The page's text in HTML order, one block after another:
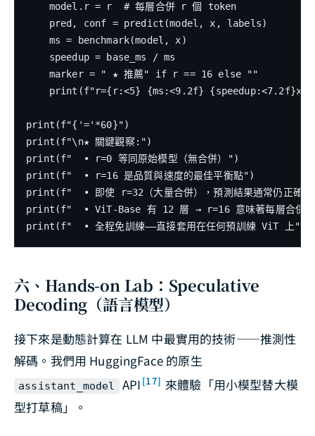
    model.r = r  # 每層合併 r 個 token
    pred, conf = predict(model, x, labels)
    ms = benchmark(model, x)
    speedup = base_ms / ms
    marker = " ★ 推薦" if r == 16 else ""
print(f"r={r:<5} {ms:<9.2f} {speedup:<7.2f}x
print(f"{'='*60}")
print(f"\n★ 關鍵觀察:")
print(f"  • r=0 等同原始模型（無合併）")
print(f"  • r=16 是品質與速度的最佳平衡點")
print(f"  • 即使 r=32（大量合併），預測結果通常仍正確")
print(f"  • ViT-Base 有 12 層 → r=16 意味著每層合併
六、Hands-on Lab：Speculative
Decoding（語言模型）
接下來是動態計算在 LLM 中最實用的技術——推測性
解碼。我們用 HuggingFace 的原生
assistant_model API [17] 來體驗「用小模型替大模
型打草稿」。